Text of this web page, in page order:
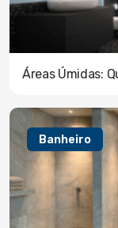
Áreas Úmidas:
Banheiro